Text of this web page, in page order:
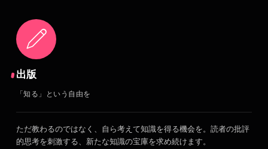
出版
「知る」という自由を
ただ教わるのではなく、自ら考えて知識を得る機会を。読者の批評
的思考を刺激する、新たな知識の宝庫を求め続けます。